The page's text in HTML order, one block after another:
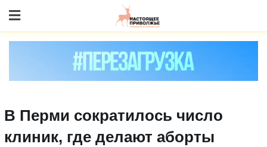
to content
В Перми сократилось число
клиник, где делают аборты